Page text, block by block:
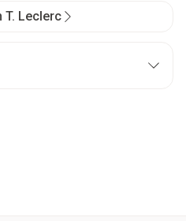
T. Leclerc